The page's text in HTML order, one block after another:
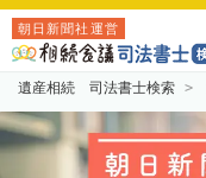
朝日新聞社運営
遺産相続 司法書士検索